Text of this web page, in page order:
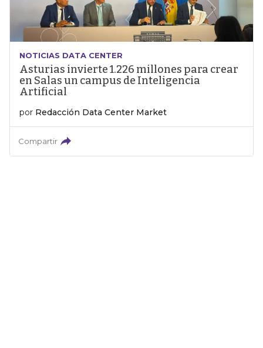
NOTICIAS DATA CENTER
Asturias invierte 1.226 millones para crear
en Salas un campus de Inteligencia
Artificial
por Redacción Data Center Market
Compartir